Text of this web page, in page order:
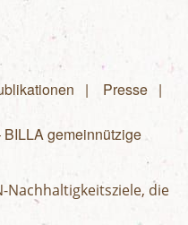
Presse
gemeinnützige
die